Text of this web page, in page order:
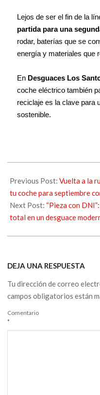
Lejos de ser el fin de la
partida para una
rodar, baterías que se
energía y materiales que
En Desguaces Los
coche eléctrico también
reciclaje es la clave para
sostenible.
Previous Post: Vuelta a la
tu coche para septiembre
Next Post: “Pieza con
total en un desguace
DEJA UNA RESPUESTA
Tu dirección de correo
campos obligatorios están
Comentario
*